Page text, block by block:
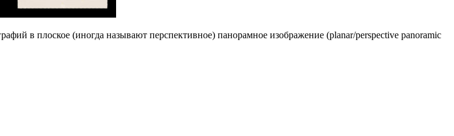
в плоское (иногда называют перспективное) панорамное изображение (planar/perspective panoramic